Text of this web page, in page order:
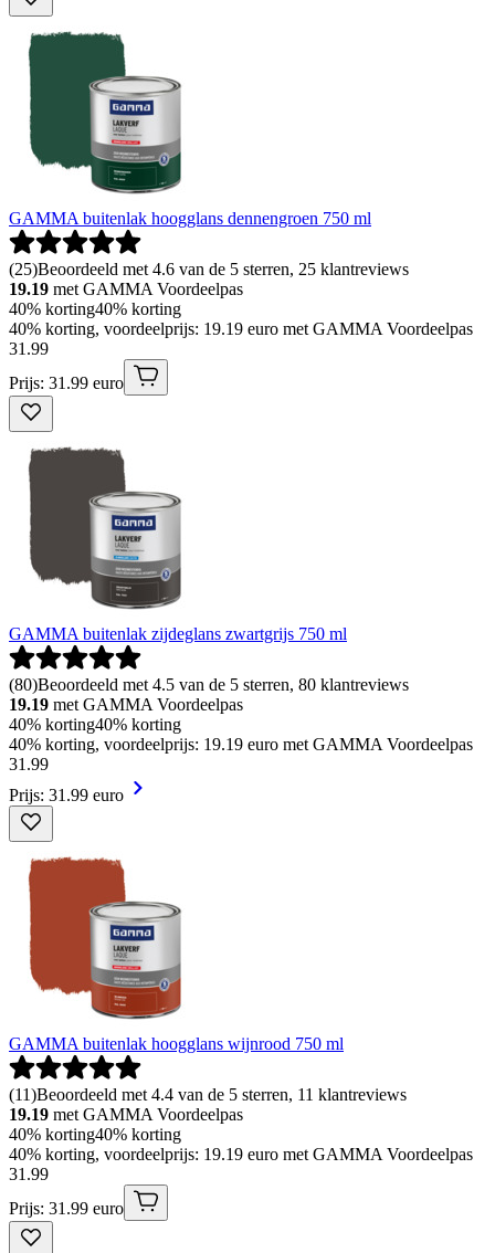
GAMMA buitenlak hoogglans dennengroen 750 ml
(25)Beoordeeld met 4.6 van de 5 sterren, 25 klantreviews
19.19 met GAMMA Voordeelpas
40% korting40% korting
40% korting, voordeelprijs: 19.19 euro met GAMMA Voordeelpas
31 .99
Prijs: 31.99 euro
GAMMA buitenlak zijdeglans zwartgrijs 750 ml
(80)Beoordeeld met 4.5 van de 5 sterren, 80 klantreviews
19.19 met GAMMA Voordeelpas
40% korting40% korting
40% korting, voordeelprijs: 19.19 euro met GAMMA Voordeelpas
31 .99
Prijs: 31.99 euro
GAMMA buitenlak hoogglans wijnrood 750 ml
(11)Beoordeeld met 4.4 van de 5 sterren, 11 klantreviews
19.19 met GAMMA Voordeelpas
40% korting40% korting
40% korting, voordeelprijs: 19.19 euro met GAMMA Voordeelpas
31 .99
Prijs: 31.99 euro